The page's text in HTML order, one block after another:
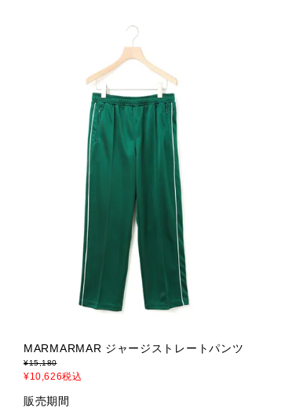
MARMARMAR ジャージストレートパンツ
¥15,180
¥10,626税込
販売期間